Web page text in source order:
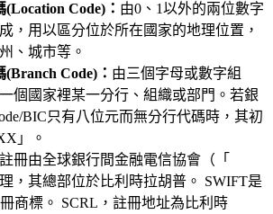
(Location Code)： 由0、1以外的兩位數字
，用以區分位於所在國家的地理位置，
、城市等。
(Branch Code)： 由三個字母或數字組
個國家裡某一分行、組織或部門。若銀
BIC只有八位元而無分行代碼時，其初
」。
冊由全球銀行間金融電信協會（「
，其總部位於比利時拉胡普。 SWIFT是
冊商標。 SCRL，註冊地址為比利時